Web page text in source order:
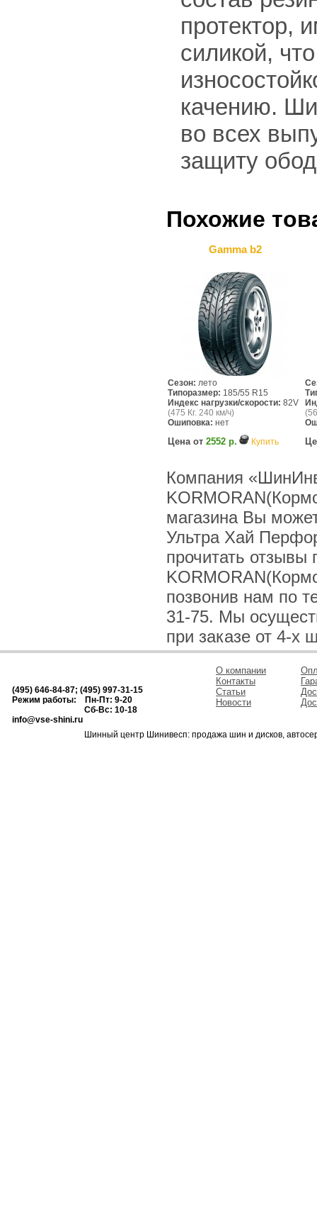
протектор,
силикой,
качению.
во всех
защиту
Похожие
Gamma b2
Сезон: лето
Типоразмер: 185/55 R15
Индекс нагрузки/скорости: 82V
(475 Кг. 240 км/ч)
Ошиповка: нет
Цена от 2552 р. Купить
Компания
магазина Вы
Ультра Хай
прочитать отзывы
позвонив нам по
31-75. Мы
при заказе от 4-х
(495) 646-84-87; (495) 997-31-15
Режим работы: Пн-Пт: 9-20
Сб-Вс: 10-18
info@vse-shini.ru
О компании
Контакты
Статьи
Новости
Шинный центр Шинивесп: продажа шин и дисков,